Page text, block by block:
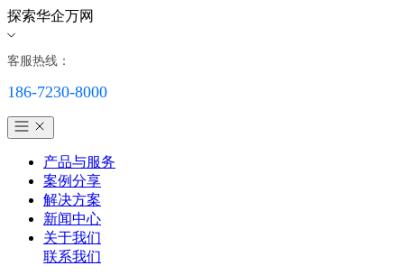
探索华企万网
客服热线：
186-7230-8000
产品与服务
案例分享
解决方案
新闻中心
关于我们
联系我们